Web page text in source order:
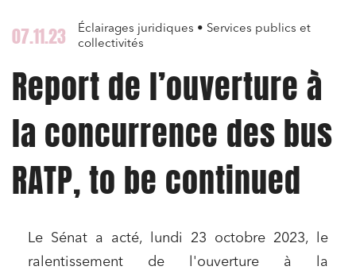
07.11.23
Éclairages juridiques • Services publics et
collectivités
Report de l’ouverture à
la concurrence des bus
RATP, to be continued
Le Sénat a acté, lundi 23 octobre 2023, le
ralentissement de l'ouverture à la